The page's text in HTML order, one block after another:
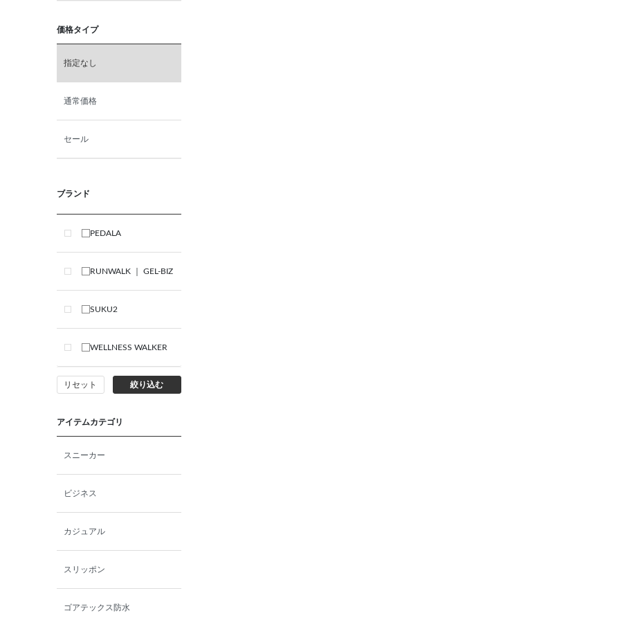
価格タイプ
指定なし
通常価格
セール
ブランド
PEDALA
RUNWALK ｜ GEL-BIZ
SUKU2
WELLNESS WALKER
リセット 絞り込む
アイテムカテゴリ
スニーカー
ビジネス
カジュアル
スリッポン
ゴアテックス防水